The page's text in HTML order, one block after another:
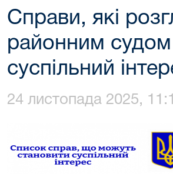
Справи, які
районним
суспільний
24 листопада 2025,